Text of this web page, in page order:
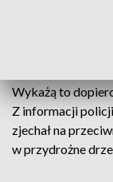
Wykażą to
Z informacji
zjechał na
w przydrożne